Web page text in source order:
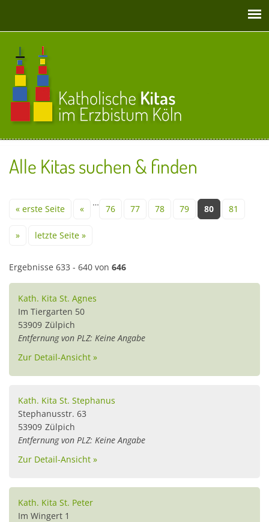
Alle Kitas suchen & finden
Seiten
« erste Seite «
…
76 77 78 79 80 81
» letzte Seite »
Ergebnisse 633 - 640 von 646
Kath. Kita St. Agnes
Im Tiergarten 50
53909 Zülpich
Entfernung von PLZ: Keine Angabe
Zur Detail-Ansicht »
Kath. Kita St. Stephanus
Stephanusstr. 63
53909 Zülpich
Entfernung von PLZ: Keine Angabe
Zur Detail-Ansicht »
Kath. Kita St. Peter
Im Wingert 1